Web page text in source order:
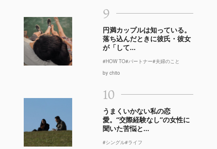
9
円満カップルは知っている。
落ち込んだときに彼氏・彼女
が「して...
#HOW TO#パートナー#夫婦のこと
by chito
10
うまくいかない私の恋
愛。“交際経験なし”の女性に
聞いた苦悩と...
#シングル#ライフ